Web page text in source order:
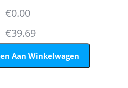
€0.00
€39.69
Heren - Voetbalset (Shirt +
Aan Winkelwagen